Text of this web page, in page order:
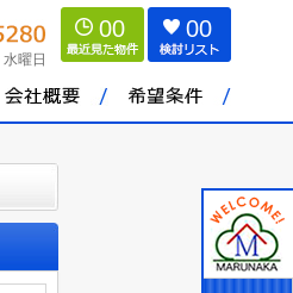
水曜日
00 00